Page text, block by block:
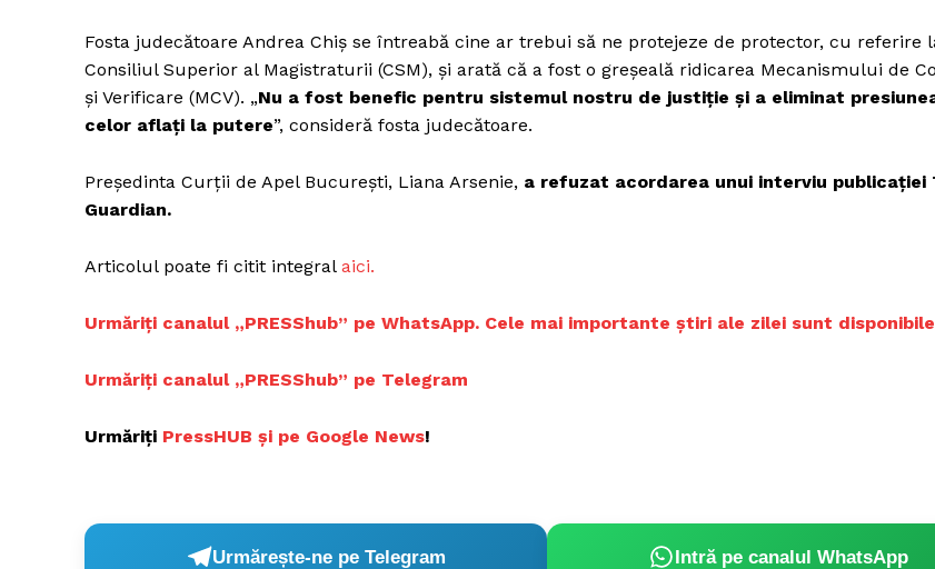
Un proiect
FREEDOM HOUSE
Rețea
Contact
Fosta judecătoare Andrea Chiș se întreabă cine ar trebui să ne protejeze de protector, cu referire
Consiliul Superior al Magistraturii (CSM), și arată că a fost o greșeală ridicarea Mecanismului de
și Verificare (MCV). „Nu a fost benefic pentru sistemul nostru de justiție și a eliminat
celor aflați la putere”, consideră fosta judecătoare.
Președinta Curții de Apel București, Liana Arsenie, a refuzat acordarea unui interviu publicației
Guardian.
Articolul poate fi citit integral aici.
Urmăriți canalul „PRESShub” pe WhatsApp. Cele mai importante știri ale zilei sunt
Urmăriți canalul „PRESShub” pe Telegram
Urmăriți PressHUB și pe Google News!
Urmărește-ne pe Telegram Intră pe canalul WhatsApp